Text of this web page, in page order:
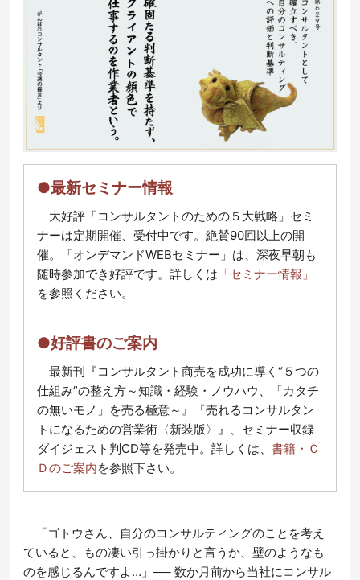
●最新セミナー情報
大好評「コンサルタントのための５大戦略」セミ
ナーは定期開催、受付中です。絶賛90回以上の開
催。「オンデマンドWEBセミナー」は、深夜早朝も
随時参加でき好評です。詳しくは 「セミナー情報」
を参照ください。
●好評書のご案内
最新刊『コンサルタント商売を成功に導く“５つの
仕組み”の整え方～知識・経験・ノウハウ、「カタチ
の無いモノ」を売る極意～』『売れるコンサルタン
トになるための営業術〈新装版〉』、セミナー収録
ダイジェスト判CD等を発売中。詳しくは、書籍・Ｃ
Ｄのご案内を参照下さい。
「ゴトウさん、自分のコンサルティングのことを考え
ていると、もの凄い引っ掛かりと言うか、壁のようなも
のを感じるんですよ…」── 数か月前から当社にコンサル